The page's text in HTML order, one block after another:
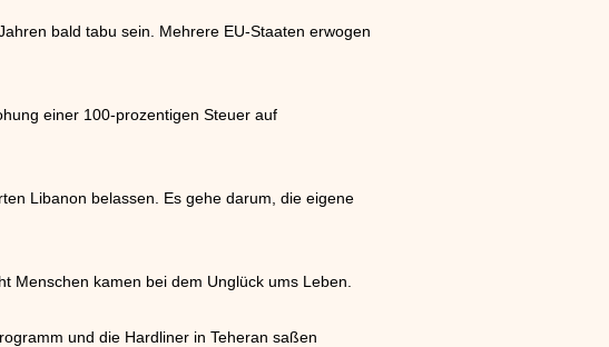
bald tabu sein. Mehrere EU-Staaten erwogen
einer 100-prozentigen Steuer auf
Libanon belassen. Es gehe darum, die eigene
Menschen kamen bei dem Unglück ums Leben.
und die Hardliner in Teheran saßen